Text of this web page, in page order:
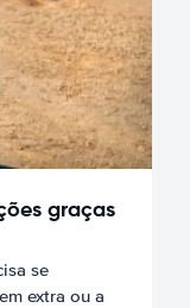
graças
se
extra ou a